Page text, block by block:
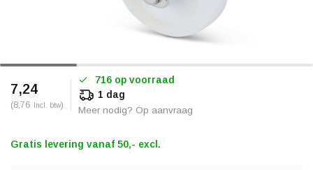
7,24
(8,76 Incl. btw)
716 op voorraad
1 dag
Meer nodig? Op aanvraag
Gratis levering vanaf 50,- excl.